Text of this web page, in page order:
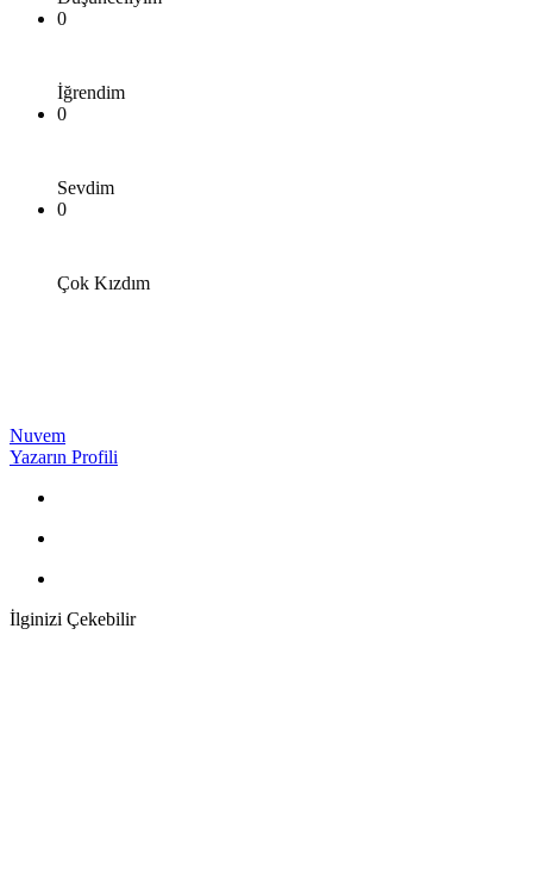
0
İğrendim
0
Sevdim
0
Çok Kızdım
Nuvem
Yazarın Profili
İlginizi Çekebilir